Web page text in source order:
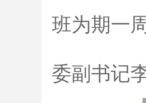
班为期一
委副书记